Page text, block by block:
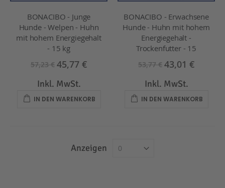
BONACIBO - Junge
Hunde - Welpen - Huhn
mit hohem Energiegehalt
- 15 kg
57,23 € 45,77 €
Inkl. MwSt.
IN DEN WARENKORB
BONACIBO - Erwachsene
Hunde - Huhn mit hohem
Energiegehalt -
Trockenfutter - 15
53,77 € 43,01 €
Inkl. MwSt.
IN DEN WARENKORB
Anzeigen